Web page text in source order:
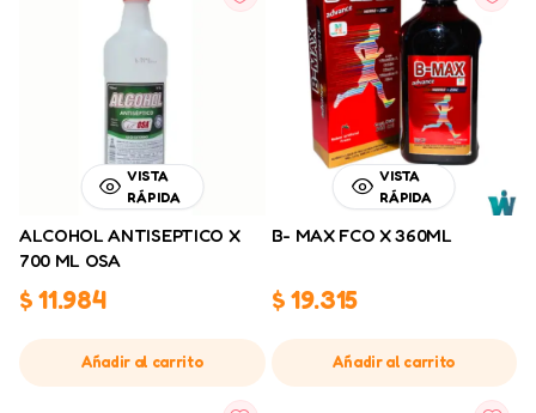
VISTA
RÁPIDA
ALCOHOL ANTISEPTICO X
700 ML OSA
$11.984
Añadir al carrito
VISTA
RÁPIDA
B- MAX FCO X 360ML
$19.315
Añadir al carrito